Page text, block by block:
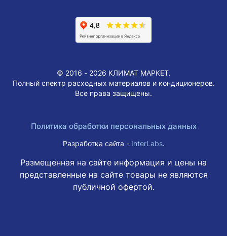
© 2016 - 2026 КЛИМАТ МАРКЕТ.
Полный спектр расходных материалов и кондиционеров.
Все права защищены.
Политика обработки персональных данных
Разработка сайта - InterLabs.
Размещенная на сайте информация и цены на
представленные на сайте товары не являются
публичной офертой.